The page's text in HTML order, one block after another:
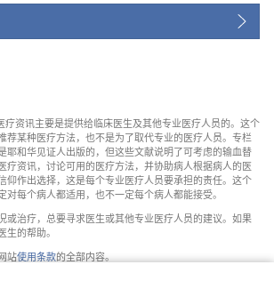
疗资讯主要是提供给临床医生及其他专业医疗人员的。这个
荐某种医疗方法，也不是为了取代专业的医疗人员。专栏
耶和华见证人出版的，但这些文献说明了可考虑的输血替
疗资讯，讨论可用的医疗方法，并协助病人根据病人的医
仰作出选择，这是每个专业医疗人员要承担的责任。这个
对每个病人都适用，也不一定每个病人都能接受。
或治疗，总要寻求医生或其他专业医疗人员的建议。如果
的帮助。
站使用条款的全部内容。